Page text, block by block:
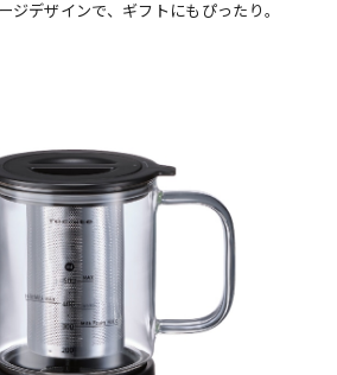
ジデザインで、ギフトにもぴったり。